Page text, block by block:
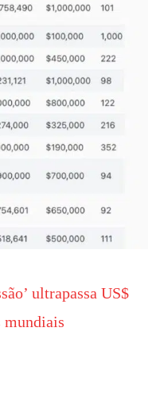
ultrapassa US$
mundiais